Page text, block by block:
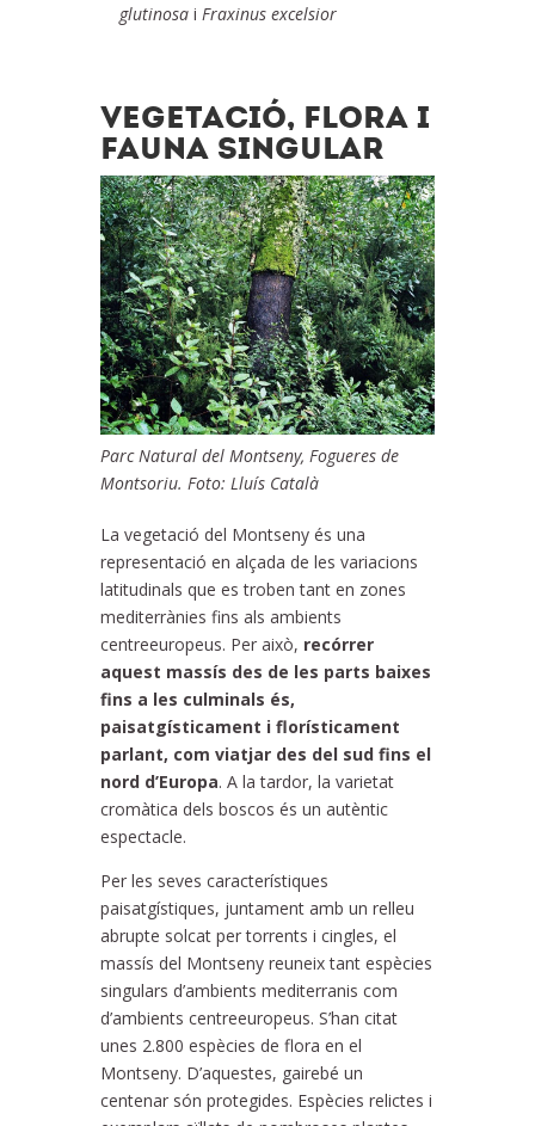
glutinosa i Fraxinus excelsior
VEGETACIÓ, FLORA I
FAUNA SINGULAR
Parc Natural del Montseny, Fogueres de
Montsoriu. Foto: Lluís Català
La vegetació del Montseny és una
representació en alçada de les variacions
latitudinals que es troben tant en zones
mediterrànies fins als ambients
centreeuropeus. Per això, recórrer
aquest massís des de les parts baixes
fins a les culminals és,
paisatgísticament i florísticament
parlant, com viatjar des del sud fins el
nord d’Europa. A la tardor, la varietat
cromàtica dels boscos és un autèntic
espectacle.
Per les seves característiques
paisatgístiques, juntament amb un relleu
abrupte solcat per torrents i cingles, el
massís del Montseny reuneix tant espècies
singulars d’ambients mediterranis com
d’ambients centreeuropeus. S’han citat
unes 2.800 espècies de flora en el
Montseny. D’aquestes, gairebé un
centenar són protegides. Espècies relictes i